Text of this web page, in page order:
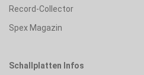
Record-Collector
Spex Magazin
Schallplatten Infos